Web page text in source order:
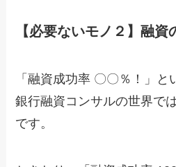
【必要ないモノ２】融資
「融資成功率 〇〇％！」と
銀行融資コンサルの世界で
です。